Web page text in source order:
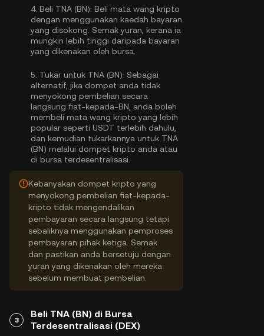
4. Beli TNA (BN): Beli mata wang kripto
dengan menggunakan kaedah bayaran
yang disokong. Semak yuran, kerana ia
mungkin lebih tinggi daripada bayaran
yang dikenakan oleh bursa.
5. Tukar untuk TNA (BN): Sebagai
alternatif, jika dompet anda tidak
menyokong pembelian secara
langsung fiat-kepada-BN, anda boleh
membeli mata wang kripto yang lebih
popular seperti USDT terlebih dahulu,
dan kemudian tukarkannya untuk TNA
(BN) melalui dompet kripto anda atau
di bursa terdesentralisasi.
Kebanyakan dompet kripto yang
menyokong pembelian fiat-kepada-
kripto tidak mengendalikan
pembayaran secara langsung tetapi
sebaliknya menggunakan pemproses
pembayaran pihak ketiga. Semak
dan pastikan anda bersetuju dengan
yuran yang dikenakan oleh mereka
sebelum membuat pembelian.
3
Beli TNA (BN) di Bursa
Terdesentralisasi (DEX)